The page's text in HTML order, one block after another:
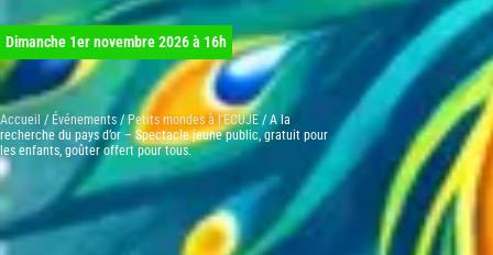
Dimanche 1er novembre 2026 à 16h
Accueil /Événements /Petits mondes à l'ECUJE/ A la
recherche du pays d’or – Spectacle jeune public, gratuit pour
les enfants, goûter offert pour tous.